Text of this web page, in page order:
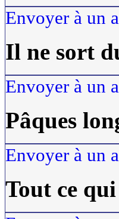
Envoyer à un
Il ne sort
Envoyer à un
Pâques
Envoyer à un
Tout ce